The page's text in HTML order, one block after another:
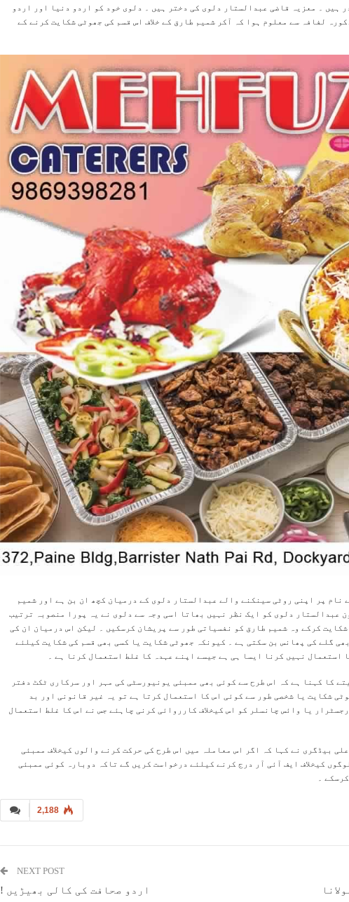
ہیں ۔ معزیہ قاضی عبدالستار دلوی کی دختر ہیں ۔ دلوی خود کو اردو دنیا اور اردو
لفافہ سے معلوم ہوا کہ آکر شمیم طارق کے خلاف اس قسم کی جھوٹی شکایت کرنے کے
نام پر اپنی روٹی سینکنے والے عبدالستار دلوی کے درمیان کچھ ان بن ہے اور شمیم
عبدالستار دلوی کو ایک نظر نہیں بھاتا اسی وجہ سے دلوی نے یہ پورا منصوبہ ترتیب
کرکے وہ شمیم طارق کو نفسیاتی طور سے پریشان کرسکیں ۔ لیکن اس درمیان ان کی
گلے کی پھانس بن سکتی ہے ۔ کیونکہ جھوٹی شکایت یا کسی بھی قسم کی شکایت کیلئے
استعمال نہیں کرنا ایسا ہی ہے جیسے اپنے عہدہ کا غلط استعمال کرنا ہے ۔
کا کہنا ہے کہ اس طرح سے کوئی بھی ممبئی یونیورسٹی کی مہر اور سرکاری ٹکٹ دفتر
شکایت یا شخصی طور سے کوئی اس کا استعمال کرتا ہے تو یہ غیر قانونی اور بد
یا وائس چانسلر کو اس کیخلاف کارروائی کرنی چاہئے جس نے اس کا غلط استعمال
بیڈگری نے کہا کہ اگر اس معاملہ میں اس طرح کی حرکت کرنے والوں کیخلاف ممبئی
کیخلاف ایف آئی آر درج کرنے کیلئے درخواست کریں گے تاکہ دوبارہ کوئی ممبئی
۔
2,188
NEXT POST
اردو صحافت کی کالی بھیڑیں !